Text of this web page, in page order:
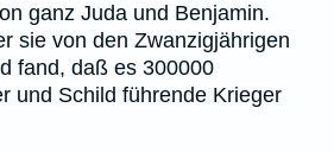
ganz Juda und Benjamin.
sie von den Zwanzigjährigen
fand, daß es 300000
und Schild führende Krieger